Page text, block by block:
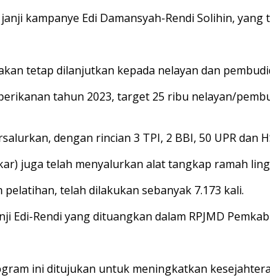
kampanye Edi Damansyah-Rendi Solihin, yang
tetap dilanjutkan kepada nelayan dan
tahun 2023, target 25 ribu nelayan/
dengan rincian 3 TPI, 2 BBI, 50 UPR dan
juga telah menyalurkan alat tangkap ramah
telah dilakukan sebanyak 7.173 kali.
Rendi yang dituangkan dalam RPJMD
ini ditujukan untuk meningkatkan